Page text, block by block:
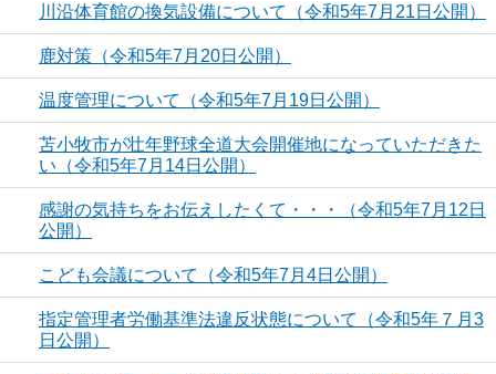
川沿体育館の換気設備について（令和5年7月21日公開）
鹿対策（令和5年7月20日公開）
温度管理について（令和5年7月19日公開）
苫小牧市が壮年野球全道大会開催地になっていただきた
い（令和5年7月14日公開）
感謝の気持ちをお伝えしたくて・・・（令和5年7月12日
公開）
こども会議について（令和5年7月4日公開）
指定管理者労働基準法違反状態について（令和5年７月3
日公開）